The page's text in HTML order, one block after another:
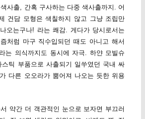
사출, 간혹 구사하는 다중 색사출까지. 어
건담 모형은 색칠하지 않고 그냥 조립만
오는구나! 라는 쾌감. 게다가 당시로서는
처럼 마구 직수입되던 때도 아니고 해서
는 의식까지도 동시에 자극. 하얀 모빌슈
틱 부품으로 사출되기 일쑤였던 국내 싸
다른 오오라가 뿜어져 나오는 듯한 위용
약간 더 객관적인 눈으로 보자면 부끄러